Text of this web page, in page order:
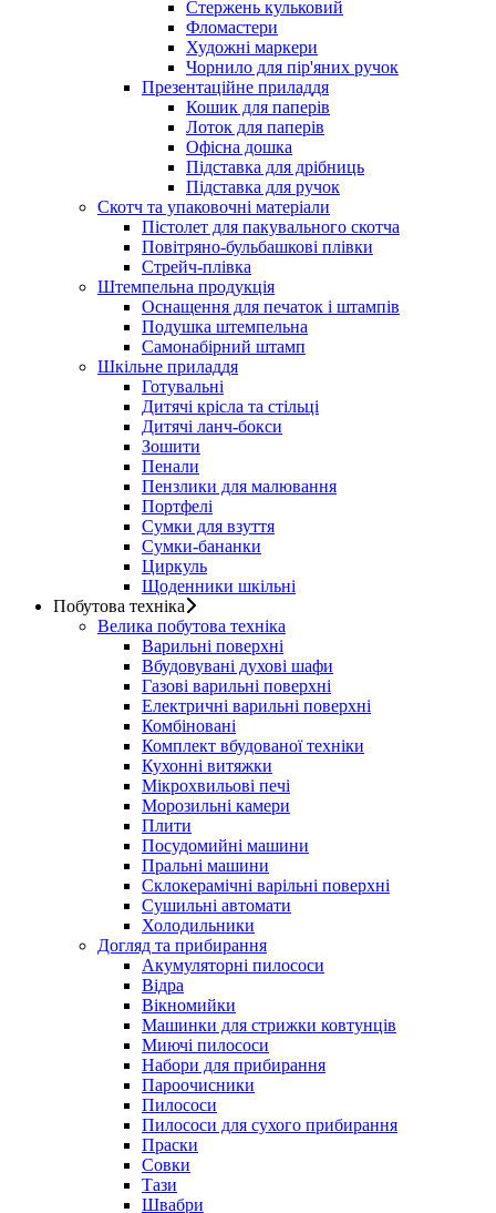
Стержень кульковий
Фломастери
Художні маркери
Чорнило для пір'яних ручок
Презентаційне приладдя
Кошик для паперів
Лоток для паперів
Офісна дошка
Підставка для дрібниць
Підставка для ручок
Скотч та упаковочні матеріали
Пістолет для пакувального скотча
Повітряно-бульбашкові плівки
Стрейч-плівка
Штемпельна продукція
Оснащення для печаток і штампів
Подушка штемпельна
Самонабірний штамп
Шкільне приладдя
Готувальні
Дитячі крісла та стільці
Дитячі ланч-бокси
Зошити
Пенали
Пензлики для малювання
Портфелі
Сумки для взуття
Сумки-бананки
Циркуль
Щоденники шкільні
Побутова техніка
Велика побутова техніка
Варильні поверхні
Вбудовувані духові шафи
Газові варильні поверхні
Електричні варильні поверхні
Комбіновані
Комплект вбудованої техніки
Кухонні витяжки
Мікрохвильові печі
Морозильні камери
Плити
Посудомийні машини
Пральні машини
Склокерамічні варільні поверхні
Сушильні автомати
Холодильники
Догляд та прибирання
Акумуляторні пилососи
Відра
Вікномийки
Машинки для стрижки ковтунців
Миючі пилососи
Набори для прибирання
Пароочисники
Пилососи
Пилососи для сухого прибирання
Праски
Совки
Тази
Швабри